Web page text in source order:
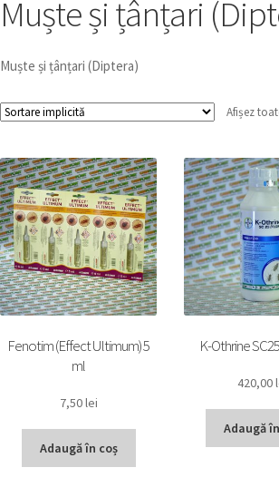
Muște și țânțari
Muște și țânțari (Diptera)
Afișez
Fenotim (Effect Ultimum) 5
ml
7,50lei
Adaugă în coș
K-Othrine
420,00
Adaugă